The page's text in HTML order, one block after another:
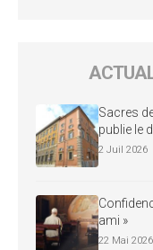
Sacres
publie le
2 Juil 2026
ami »
22 Mai 2026